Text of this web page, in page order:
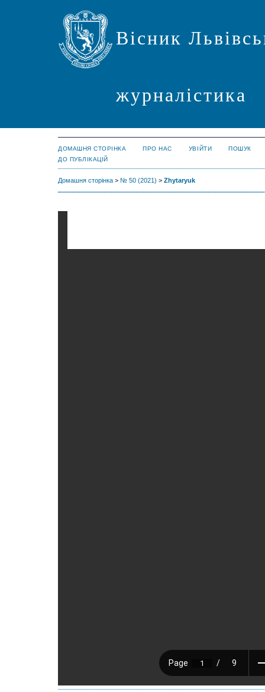
Вісник
журналістика
ДОМАШНЯ СТОРІНКА ПРО НАС УВІЙТИ
ПОШУК
ДО ПУБЛІКАЦІЙ
Домашня сторінка > № 50 (2021) > Zhytaryuk